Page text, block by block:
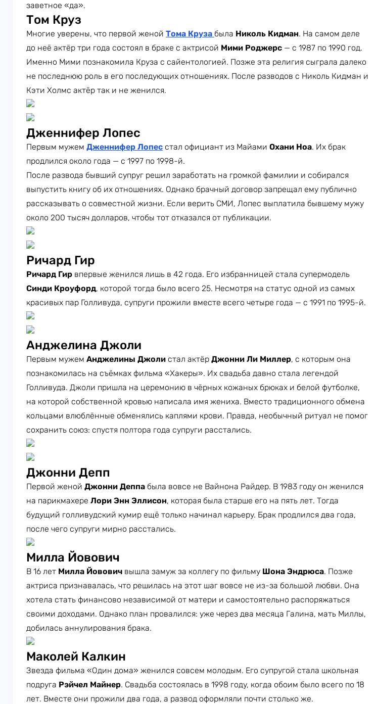
заветное «да».
Том Круз
Многие уверены, что первой женой Тома Круза была Николь Кидман. На самом деле
до неё актёр три года состоял в браке с актрисой Мими Роджерс — с 1987 по 1990 год.
Именно Мими познакомила Круза с сайентологией. Позже эта религия сыграла далеко
не последнюю роль в его последующих отношениях. После разводов с Николь Кидман и
Кэти Холмс актёр так и не женился.
Дженнифер Лопес
Первым мужем Дженнифер Лопес стал официант из Майами Охани Ноа. Их брак
продлился около года — с 1997 по 1998-й.
После развода бывший супруг решил заработать на громкой фамилии и собирался
выпустить книгу об их отношениях. Однако брачный договор запрещал ему публично
рассказывать о совместной жизни. Если верить СМИ, Лопес выплатила бывшему мужу
около 200 тысяч долларов, чтобы тот отказался от публикации.
Ричард Гир
Ричард Гир впервые женился лишь в 42 года. Его избранницей стала супермодель
Синди Кроуфорд, которой тогда было всего 25. Несмотря на статус одной из самых
красивых пар Голливуда, супруги прожили вместе всего четыре года — с 1991 по 1995-й.
Анджелина Джоли
Первым мужем Анджелины Джоли стал актёр Джонни Ли Миллер, с которым она
познакомилась на съёмках фильма «Хакеры». Их свадьба давно стала легендой
Голливуда. Джоли пришла на церемонию в чёрных кожаных брюках и белой футболке,
на которой собственной кровью написала имя жениха. Вместо традиционного обмена
кольцами влюблённые обменялись каплями крови. Правда, необычный ритуал не помог
сохранить союз: спустя полтора года супруги расстались.
Джонни Депп
Первой женой Джонни Деппа была вовсе не Вайнона Райдер. В 1983 году он женился
на парикмахере Лори Энн Эллисон, которая была старше его на пять лет. Тогда
будущий голливудский кумир ещё только начинал карьеру. Брак продлился два года,
после чего супруги мирно расстались.
Милла Йовович
В 16 лет Милла Йовович вышла замуж за коллегу по фильму Шона Эндрюса. Позже
актриса признавалась, что решилась на этот шаг вовсе не из-за большой любви. Она
хотела стать финансово независимой от матери и самостоятельно распоряжаться
своими доходами. Однако план провалился: уже через два месяца Галина, мать Миллы,
добилась аннулирования брака.
Маколей Калкин
Звезда фильма «Один дома» женился совсем молодым. Его супругой стала школьная
подруга Рэйчел Майнер. Свадьба состоялась в 1998 году, когда обоим было всего по 18
лет. Вместе они прожили два года, а развод оформляли почти столько же.